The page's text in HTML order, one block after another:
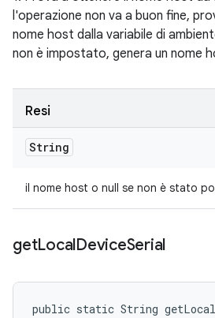
l'operazione non va a buon fine,
nome host dalla variabile di
non è impostato, genera un nome
Resi
String
il nome host o null se non è stato
getLocalDeviceSerial
public static String